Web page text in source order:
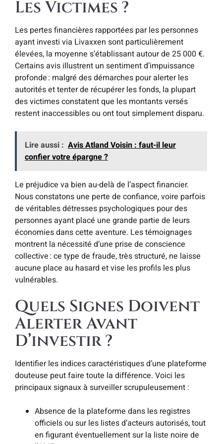
Les Victimes ?
Les pertes financières rapportées par les personnes
ayant investi via Livaxxen sont particulièrement
élevées, la moyenne s’établissant autour de 25 000 €.
Certains avis illustrent un sentiment d’impuissance
profonde : malgré des démarches pour alerter les
autorités et tenter de récupérer les fonds, la plupart
des victimes constatent que les montants versés
restent inaccessibles ou ont tout simplement disparu.
Lire aussi : Avis Atland Voisin : faut-il leur
confier votre épargne ?
Le préjudice va bien au-delà de l’aspect financier.
Nous constatons une perte de confiance, voire parfois
de véritables détresses psychologiques pour des
personnes ayant placé une grande partie de leurs
économies dans cette aventure. Les témoignages
montrent la nécessité d’une prise de conscience
collective : ce type de fraude, très structuré, ne laisse
aucune place au hasard et vise les profils les plus
vulnérables.
Quels Signes Doivent
Alerter Avant
D’investir ?
Identifier les indices caractéristiques d’une plateforme
douteuse peut faire toute la différence. Voici les
principaux signaux à surveiller scrupuleusement :
Absence de la plateforme dans les registres
officiels ou sur les listes d’acteurs autorisés, tout
en figurant éventuellement sur la liste noire de